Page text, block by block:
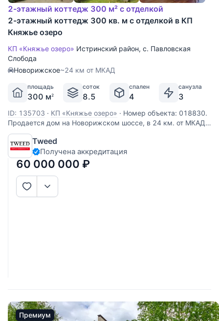
2-этажный коттедж 300 м² с отделкой
2-этажный коттедж 300 кв. м с отделкой в КП
Княжье озеро
КП «Княжье озеро» Истринский район, с. Павловская
Слобода
Новорижское~24 км от МКАД
площадь
300 м2
соток
8.5
спален
4
санузла
3
ID: 135703 · КП «Княжье озеро» · Номер объекта: 018830.
Продается дом на Новорижском шоссе, в 24 км. от МКАД,
в коттеджном поселке Княжье Озеро. Дом 2-х уровневый,
сэндвич, общей площадью 335 м.кв., расположен на
участке размером 10 сот. Есть гараж на 2 м/м. Все
коммуникации
Tweed
Получена аккредитация
60 000 000 ₽
Премиум